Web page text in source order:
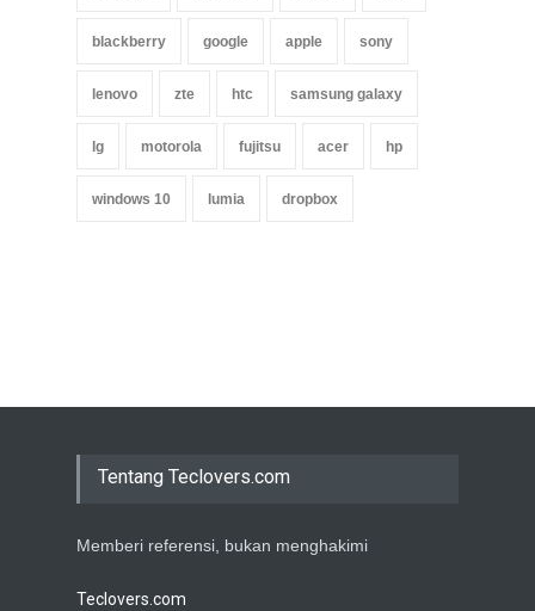
blackberry google apple sony
lenovo zte htc samsung galaxy
lg motorola fujitsu acer hp
windows 10 lumia dropbox
Tentang Teclovers.com
Memberi referensi, bukan menghakimi
Teclovers.com